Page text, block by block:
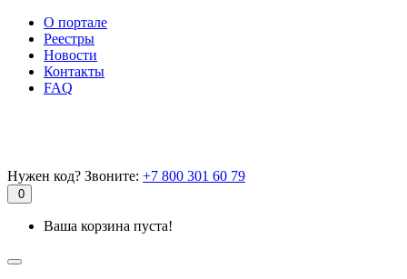
О портале
Реестры
Новости
Контакты
FAQ
Нужен код? Звоните: +7 800 301 60 79
0
Ваша корзина пуста!